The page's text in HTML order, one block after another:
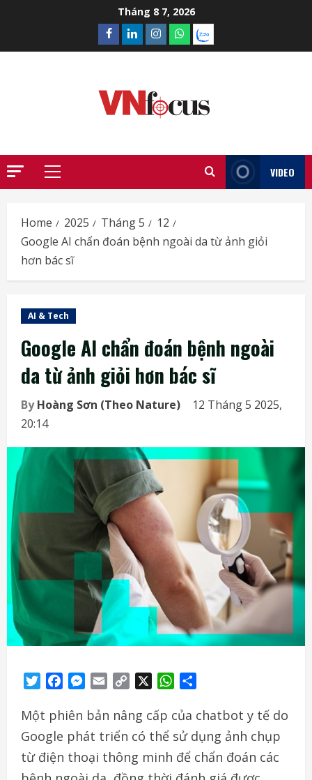
Tháng 8 7, 2026
Facebook
LinkedinInstagram
What’sapp
Zalo
Primary
VIDEO
Home 2025 Tháng 5
12
Google AI chẩn đoán bệnh ngoài da từ ảnh giỏi
hơn bác sĩ
AI & Tech
Google AI chẩn đoán bệnh ngoài
da từ ảnh giỏi hơn bác sĩ
ByHoàng Sơn (Theo Nature)
12 Tháng 5 2025,
20:14
TwitterFacebookMessenger
Email
Copy
WhatsApp
Một phiên bản nâng cấp của chatbot y tế do
Google phát triển có thể sử dụng ảnh chụp
từ điện thoại thông minh để chẩn đoán các